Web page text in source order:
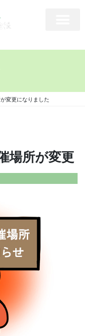
変更になりました
場所が変更